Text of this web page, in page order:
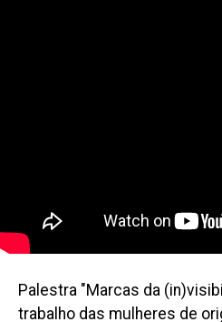
Palestra "Marcas da
trabalho das mulheres de